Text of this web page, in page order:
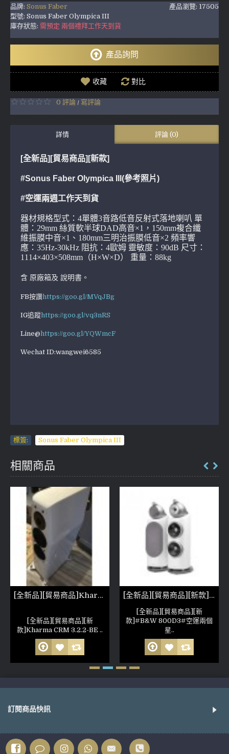
產品瀏覽: 17505
品牌: Sonus Faber
型號: Sonus Faber Olympica III
庫存狀態: 需預定 兩個禮拜工作天到貨
產品詢問
收藏 對比
0 評論 / 寫評論
詳情 評論 (0)
[全新品][貿易商品] [新款]
#Sonus Faber Olympica III(參考照片)
#空運兩週工作天到貨
器材規格型式：4單體3音路低音反射式落地喇叭 單
體：29mm 絲質軟半球DAD高音×1，150mm複合纖
維振膜中音×1、180mm三明治振膜低音×2 頻率響
應：35Hz-30kHz 阻抗：4歐姆 靈敏度：90dB 尺寸：
1114×403×508mm（H×W×D） 重量：88kg
含 原廠箱及 說明書。
FB按讚https://goo.gl/MVqJBg
IG追蹤https://goo.gl/vq3nRS
Line@https://goo.gl/YQWmcF
Wechat ID:wangwei6585
標簽: Sonus Faber Olympica III
相關商品
[全新品][貿易商品]Kharma CRM 3.2.2-BE 珍珠白
[全新品][貿易商品][新
款]Kharma CRM 3.2.2-BE ..
[全新品][貿易商品][新款]B&W 800D3
[全新品][貿易商品][新
款]#B&W 800D3#空運兩個
星..
訂閱商品快訊